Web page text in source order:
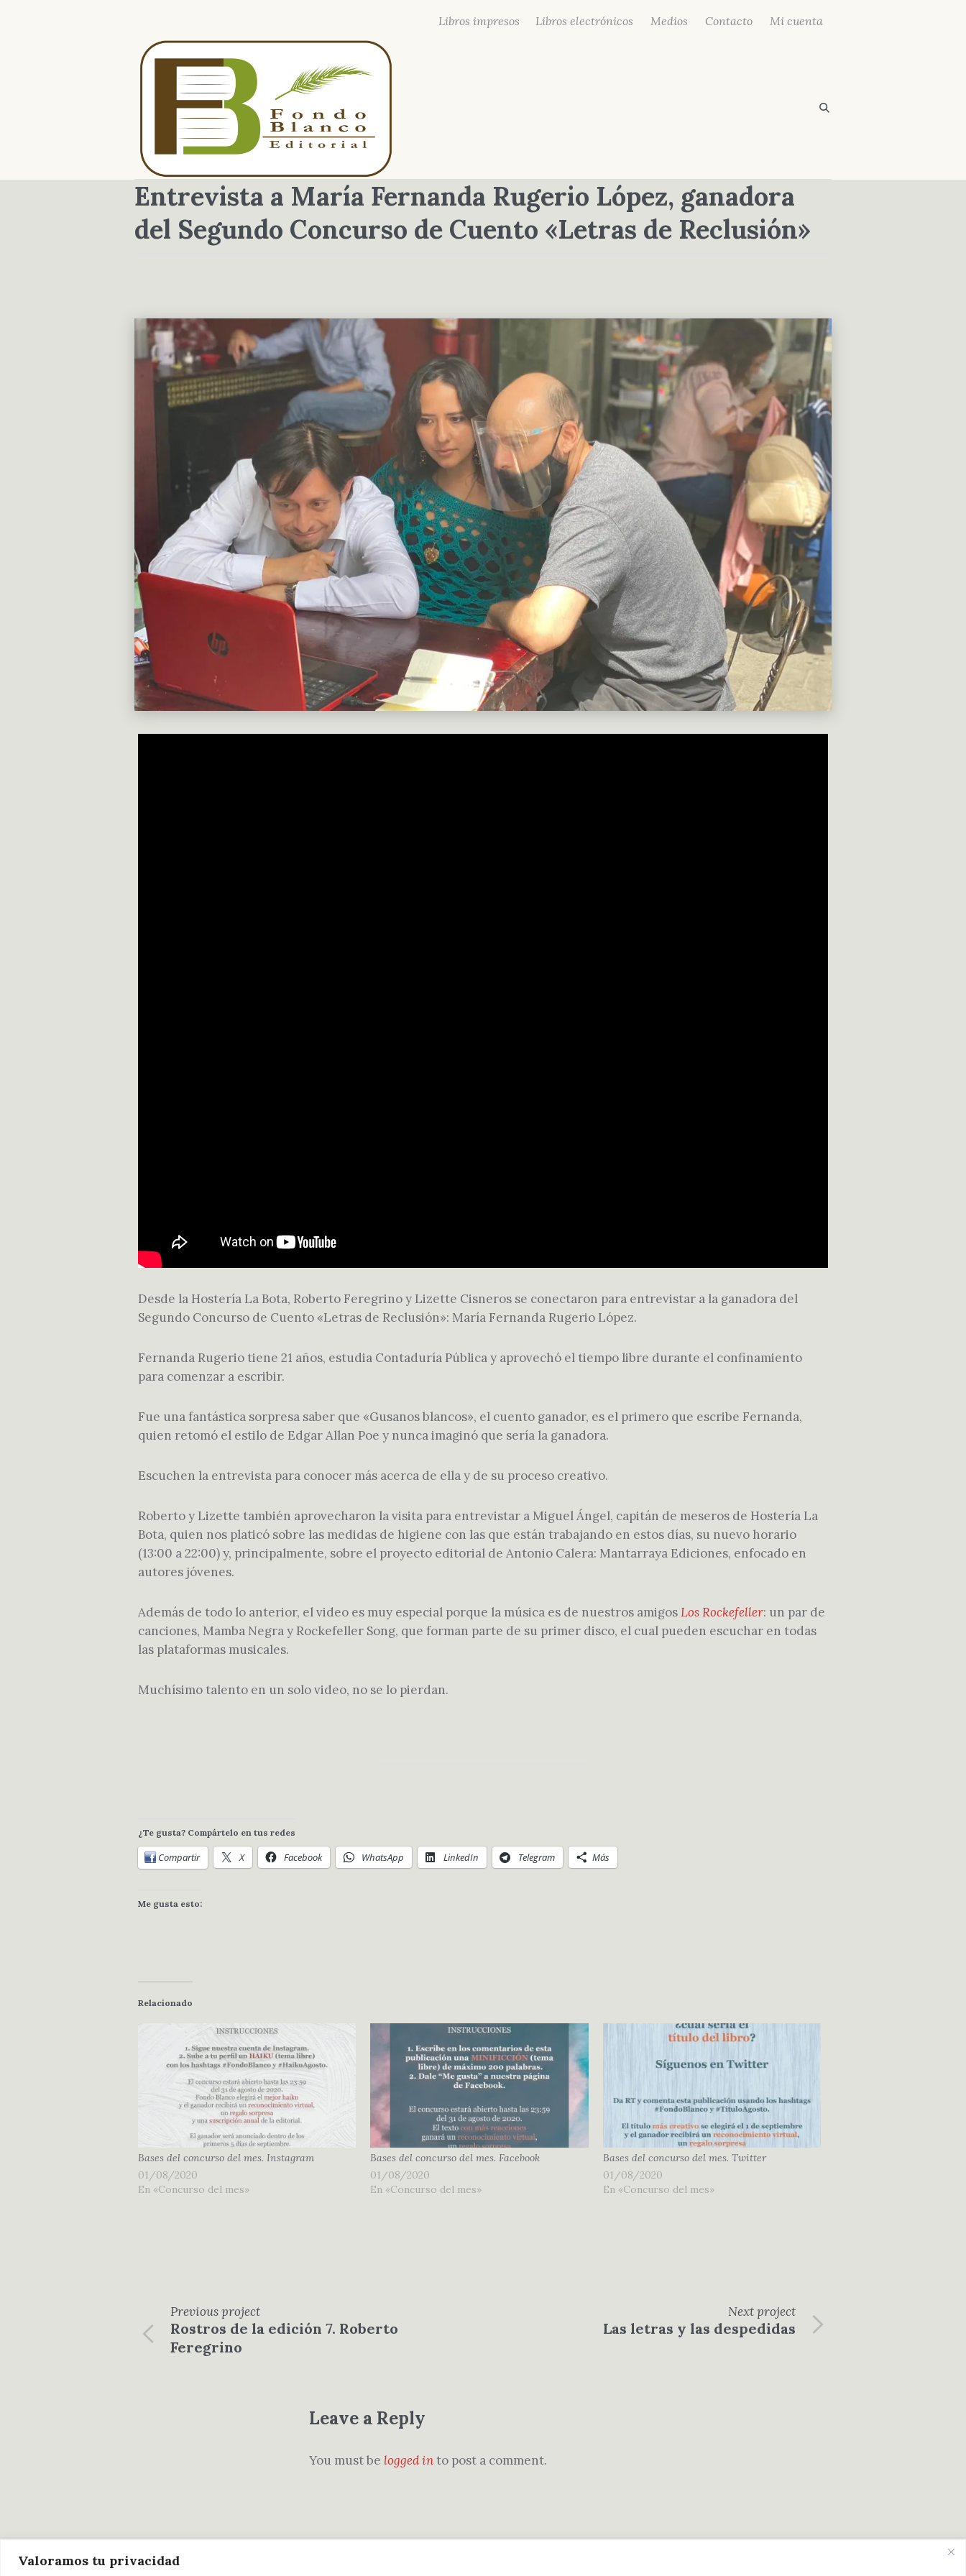
Valoramos tu privacidad
Libros impresos Libros electrónicos Medios Contacto Mi cuenta
Entrevista a María Fernanda Rugerio López, ganadora
del Segundo Concurso de Cuento «Letras de Reclusión»
Desde la Hostería La Bota, Roberto Feregrino y Lizette Cisneros se conectaron para entrevistar a la ganadora del
Segundo Concurso de Cuento «Letras de Reclusión»: María Fernanda Rugerio López.
Fernanda Rugerio tiene 21 años, estudia Contaduría Pública y aprovechó el tiempo libre durante el confinamiento
para comenzar a escribir.
Fue una fantástica sorpresa saber que «Gusanos blancos», el cuento ganador, es el primero que escribe Fernanda,
quien retomó el estilo de Edgar Allan Poe y nunca imaginó que sería la ganadora.
Escuchen la entrevista para conocer más acerca de ella y de su proceso creativo.
Roberto y Lizette también aprovecharon la visita para entrevistar a Miguel Ángel, capitán de meseros de Hostería La
Bota, quien nos platicó sobre las medidas de higiene con las que están trabajando en estos días, su nuevo horario
(13:00 a 22:00) y, principalmente, sobre el proyecto editorial de Antonio Calera: Mantarraya Ediciones, enfocado en
autores jóvenes.
Además de todo lo anterior, el video es muy especial porque la música es de nuestros amigosLos Rockefeller: un par de
canciones, Mamba Negra y Rockefeller Song, que forman parte de su primer disco, el cual pueden escuchar en todas
las plataformas musicales.
Muchísimo talento en un solo video, no se lo pierdan.
¿Te gusta? Compártelo en tus redes
Compartir X Facebook WhatsApp LinkedIn Telegram Más
Me gusta esto:
Relacionado
Bases del concurso del mes. Instagram
01/08/2020
En «Concurso del mes»
Bases del concurso del mes. Facebook
01/08/2020
En «Concurso del mes»
Bases del concurso del mes. Twitter
01/08/2020
En «Concurso del mes»
Previousproject
Rostros de la edición 7. Roberto
Feregrino
Nextproject
Las letras y las despedidas
Leave a Reply
You must be logged into post a comment.